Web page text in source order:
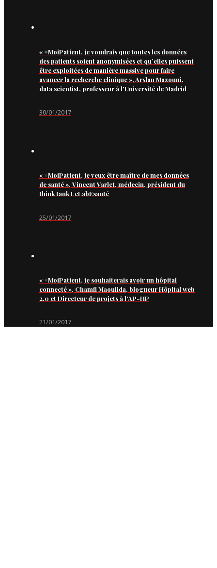
« #MoiPatient, je voudrais que toutes les données
des patients soient anonymisées et qu’elles puissent
être exploitées de manière massive pour faire
avancer la recherche clinique », Arslan Mazouni,
data scientist, professeur à l’Université de Madrid
30/01/2017
« #MoiPatient, je veux être maître de mes données
de santé », Vincent Varlet, médecin, président du
think tank LeLabEsanté
25/01/2017
« #MoiPatient, je souhaiterais avoir un hôpital
connecté », Chamfi Maoulida, blogueur Hôpital web
2.0 et Directeur de projets à l’AP-HP
21/01/2017